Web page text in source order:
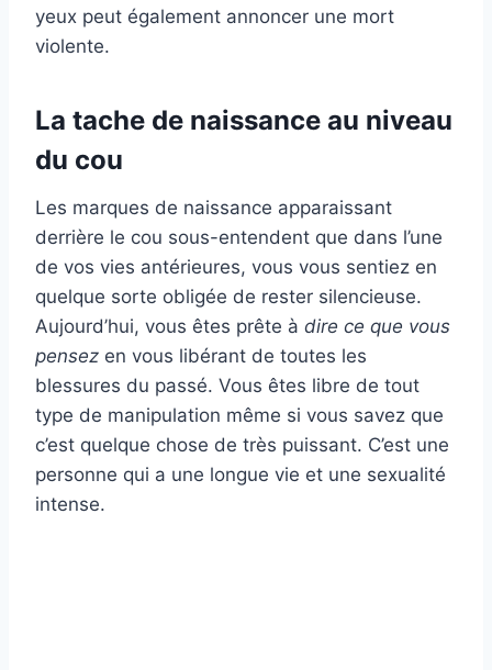
yeux peut également annoncer une mort
violente.
La tache de naissance au niveau
du cou
Les marques de naissance apparaissant
derrière le cou sous-entendent que dans l’une
de vos vies antérieures, vous vous sentiez en
quelque sorte obligée de rester silencieuse.
Aujourd’hui, vous êtes prête à dire ce que vous
pensez en vous libérant de toutes les
blessures du passé. Vous êtes libre de tout
type de manipulation même si vous savez que
c’est quelque chose de très puissant. C’est une
personne qui a une longue vie et une sexualité
intense.